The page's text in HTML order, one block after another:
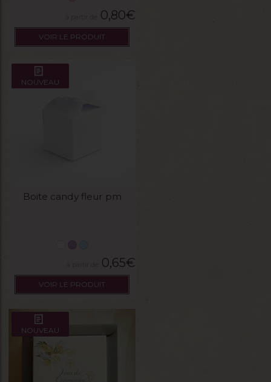
0,80€
VOIR LE PRODUIT
NOUVEAU
Boite candy fleur pm
0,65€
VOIR LE PRODUIT
NOUVEAU